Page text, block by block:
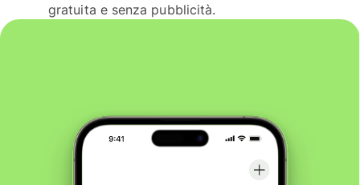
gratuita e senza pubblicità.